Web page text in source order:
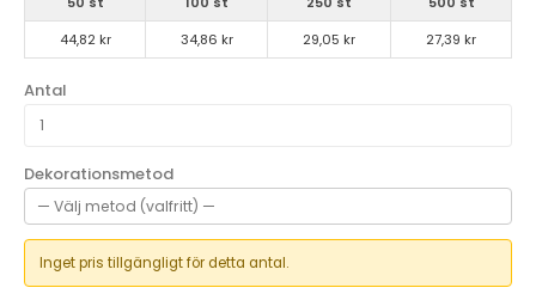
44,82 kr
34,86 kr 29,05 kr 27,39 kr
Antal
Dekorationsmetod
Inget pris tillgängligt för detta antal.